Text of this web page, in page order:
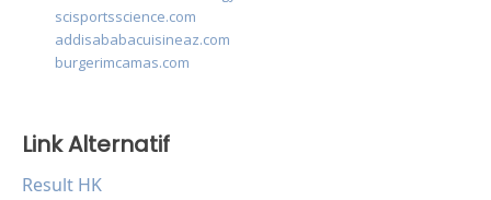
scisportsscience.com
addisababacuisineaz.com
burgerimcamas.com
Link Alternatif
Result HK